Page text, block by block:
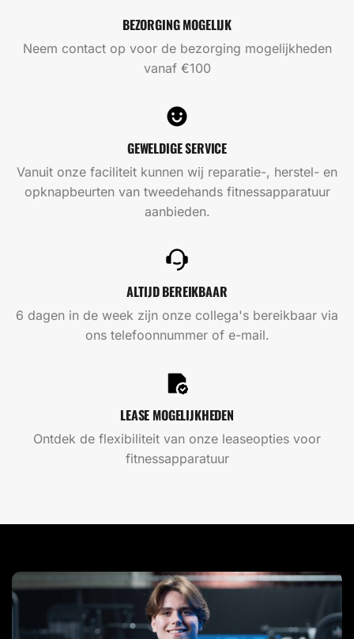
BEZORGING MOGELIJK
Neem contact op voor de bezorging mogelijkheden
vanaf €100
GEWELDIGE SERVICE
Vanuit onze faciliteit kunnen wij reparatie-, herstel- en
opknapbeurten van tweedehands fitnessapparatuur
aanbieden.
ALTIJD BEREIKBAAR
6 dagen in de week zijn onze collega's bereikbaar via
ons telefoonnummer of e-mail.
LEASE MOGELIJKHEDEN
Ontdek de flexibiliteit van onze leaseopties voor
fitnessapparatuur